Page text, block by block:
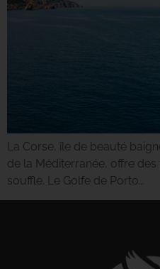
La Corse, île de beauté
de la Méditerranée, offre
souffle. Le Golfe de Porto…